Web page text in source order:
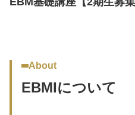
About
EBMIについて